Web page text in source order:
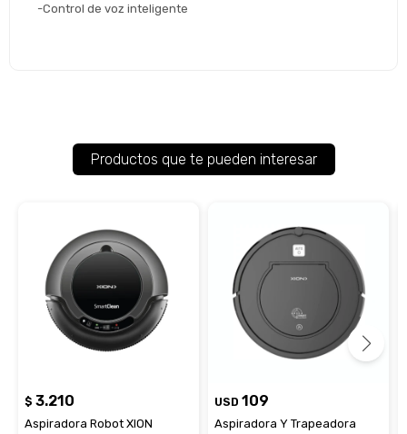
-Control de voz inteligente
Productos que te pueden interesar
$ 3.210
Aspiradora Robot XION
USD 109
Aspiradora Y Trapeadora